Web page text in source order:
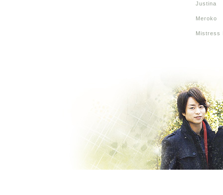
Justina
Meroko
Mistress